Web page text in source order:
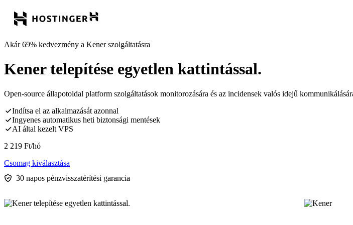
Akár 69% kedvezmény a Kener szolgáltatásra
Kener telepítése egyetlen kattintással.
Open-source állapotoldal platform szolgáltatások monitorozására és az incidensek valós idejű
Indítsa el az alkalmazását azonnal
Ingyenes automatikus heti biztonsági mentések
AI által kezelt VPS
2 219 Ft/hó
Csomag kiválasztása
30 napos pénzvisszatérítési garancia